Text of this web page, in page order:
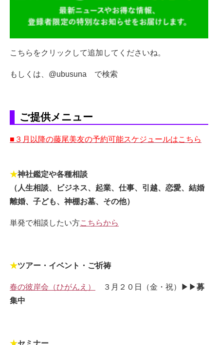
こちらをクリックして追加してくださいね。
もしくは、@ubusuna で検索
ご提供メニュー
■３月以降の藤尾美友の予約可能スケジュールはこちら
★神社鑑定や各種相談
（人生相談、ビジネス、起業、仕事、引越、恋愛、結婚
離婚、子ども、神棚お墓、その他）
単発で相談したい方こちらから
★ツアー・イベント・ご祈祷
春の彼岸会（ひがんえ） ３月２０日（金・祝）▶▶募
集中